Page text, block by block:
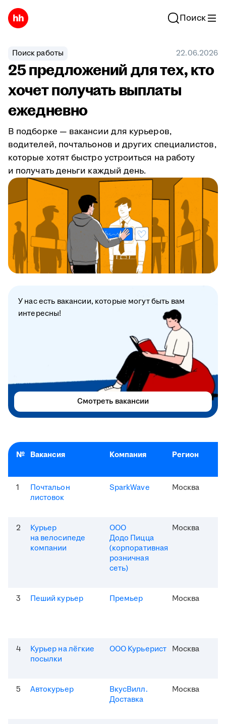
Поиск
Поиск работы 22.06.2026
25 предложений для тех, кто
хочет получать выплаты
ежедневно
В подборке — вакансии для курьеров,
водителей, почтальонов и других специалистов,
которые хотят быстро устроиться на работу
и получать деньги каждый день.
№ Вакансия Компания Регион
1
Почтальон
листовок
SparkWave Москва
2
Курьер
на велосипеде
компании
ООО
Додо Пицца
(корпоративная
розничная
сеть)
Москва
3 Пеший курьер Премьер Москва
4
Курьер на лёгкие
посылки
ООО Курьерист Москва
5 Автокурьер
ВкусВилл.
Доставка
Москва
У нас есть вакансии, которые могут быть вам
интересны!
Смотреть вакансии